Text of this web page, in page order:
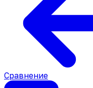
Сравнение